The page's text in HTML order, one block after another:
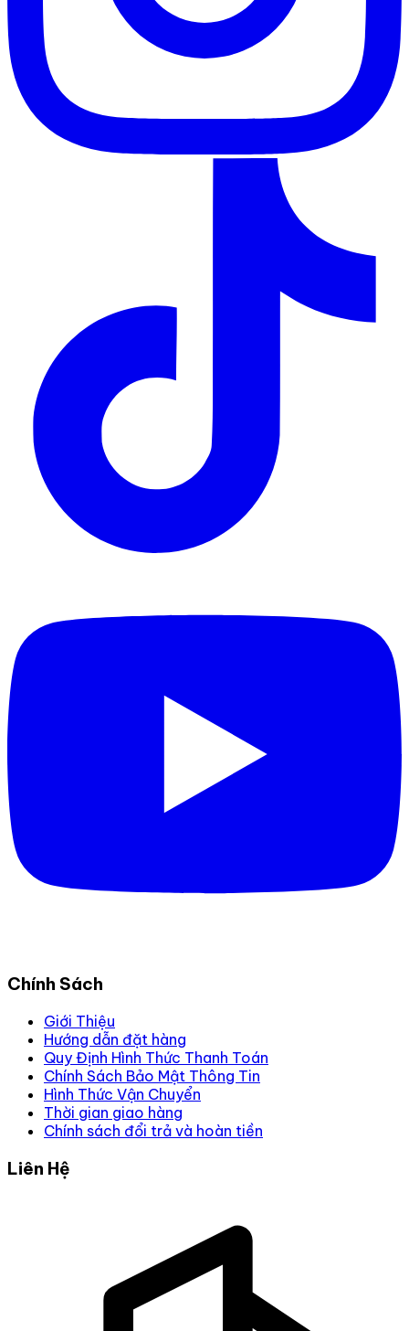
Chính Sách
Giới Thiệu
Hướng dẫn đặt hàng
Quy Định Hình Thức Thanh Toán
Chính Sách Bảo Mật Thông Tin
Hình Thức Vận Chuyển
Thời gian giao hàng
Chính sách đổi trả và hoàn tiền
Liên Hệ